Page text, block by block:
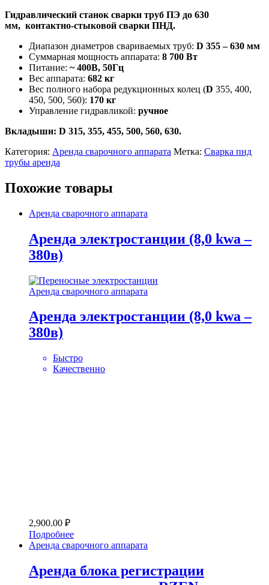
Гидравлический станок сварки труб ПЭ до 630
мм, контактно-стыковой сварки ПНД.
Диапазон диаметров свариваемых труб: D 355 – 630 мм
Суммарная мощность аппарата: 8 700 Вт
Питание: ~ 400В, 50Гц
Вес аппарата: 682 кг
Вес полного набора редукционных колец (D 355, 400,
450, 500, 560): 170 кг
Управление гидравликой: ручное
Вкладыши: D 315, 355, 455, 500, 560, 630.
Категория: Аренда сварочного аппарата Метка: Cварка пнд
трубы аренда
Похожие товары
Аренда сварочного аппарата
Аренда электростанции (8,0 kwa –
380в)
Аренда сварочного аппарата
Аренда электростанции (8,0 kwa –
380в)
Быстро
Качественно
2,900.00 ₽
Подробнее
Аренда сварочного аппарата
Аренда блока регистрации